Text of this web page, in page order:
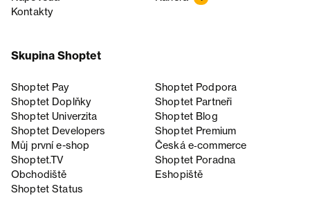
Kontakty
Skupina Shoptet
Shoptet Pay
Shoptet Podpora
Shoptet Doplňky
Shoptet Partneři
Shoptet Univerzita
Shoptet Blog
Shoptet Developers
Shoptet Premium
Můj první e-shop
Česká e‑commerce
Shoptet.TV
Shoptet Poradna
Obchodiště
Eshopiště
Shoptet Status